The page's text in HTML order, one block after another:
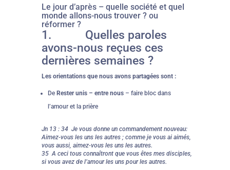
Le jour d’après – quelle société et quel
monde allons-nous trouver ? ou
réformer ?
1. Quelles paroles
avons-nous reçues ces
dernières semaines ?
Les orientations que nous avons partagées sont :
De Rester unis – entre nous– faire bloc dans
l’amour et la prière
Jn 13 : 34 Je vous donne un commandement nouveau:
Aimez-vous les uns les autres ; comme je vous ai aimés,
vous aussi, aimez-vous les uns les autres.
35 A ceci tous connaîtront que vous êtes mes disciples,
si vous avez de l’amour les uns pour les autres.